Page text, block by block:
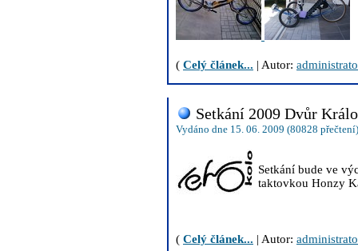
( Celý článek... | Autor:
Setkání 2009 Dvůr
Vydáno dne 15. 06. 2009 (80828 přečtení)
Setkání bude ve
taktovkou Honzy
( Celý článek... | Autor: